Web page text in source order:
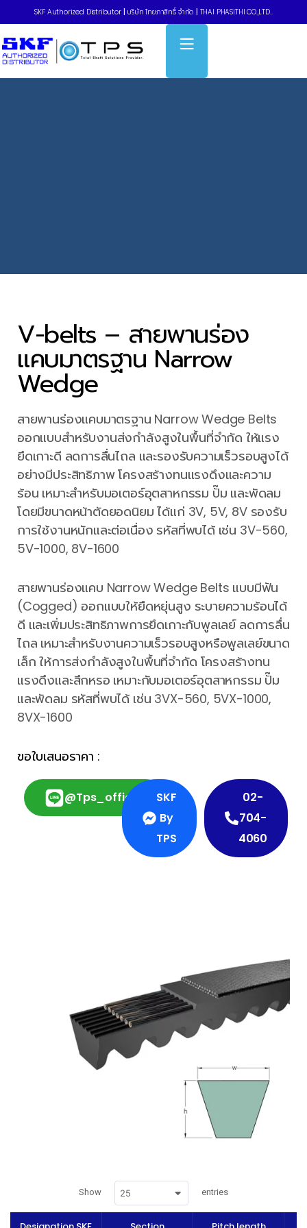
SKF Authorized Distributor บริษัท ไทยภาสิทธิ์ จำกัด THAI PHASITHI CO.,LTD..
Home »
V-belts – สายพานร่องแคบมาตรฐาน Narrow
Wedge
V-belts – สายพานร่อง
แคบมาตรฐาน Narrow
Wedge
สายพานร่องแคบมาตรฐาน Narrow Wedge Belts
ออกแบบสำหรับงานส่งกำลังสูงในพื้นที่จำกัด ให้แรง
ยึดเกาะดี ลดการลื่นไถล และรองรับความเร็วรอบสูงได้
อย่างมีประสิทธิภาพ โครงสร้างทนแรงดึงและความ
ร้อน เหมาะสำหรับมอเตอร์อุตสาหกรรม ปั๊ม และพัดลม
โดยมีขนาดหน้าตัดยอดนิยม ได้แก่ 3V, 5V, 8V รองรับ
การใช้งานหนักและต่อเนื่อง รหัสที่พบได้ เช่น 3V-560,
5V-1000, 8V-1600
สายพานร่องแคบ Narrow Wedge Belts แบบมีฟัน
(Cogged) ออกแบบให้ยืดหยุ่นสูง ระบายความร้อนได้
ดี และเพิ่มประสิทธิภาพการยึดเกาะกับพูลเลย์ ลดการลื่น
ไถล เหมาะสำหรับงานความเร็วรอบสูงหรือพูลเลย์ขนาด
เล็ก ให้การส่งกำลังสูงในพื้นที่จำกัด โครงสร้างทน
แรงดึงและสึกหรอ เหมาะกับมอเตอร์อุตสาหกรรม ปั๊ม
และพัดลม รหัสที่พบได้ เช่น 3VX-560, 5VX-1000,
8VX-1600
ขอใบเสนอราคา :
@tps_official
SKF
By
TPS
02-
704-
4060
Show 25 entries